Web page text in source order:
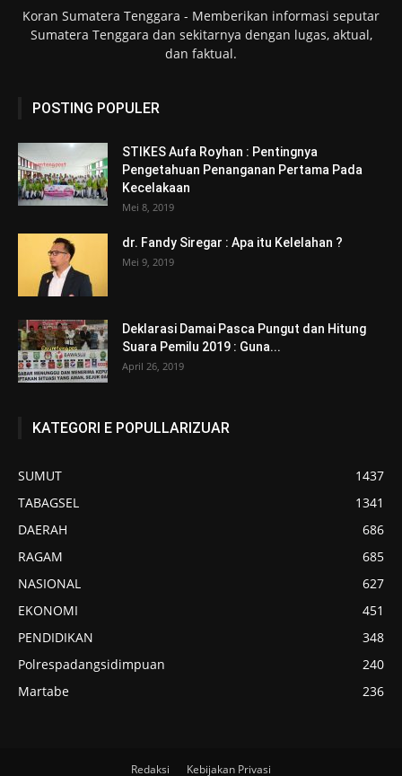
Koran Sumatera Tenggara - Memberikan informasi seputar
Sumatera Tenggara dan sekitarnya dengan lugas, aktual,
dan faktual.
POSTING POPULER
STIKES Aufa Royhan : Pentingnya
Pengetahuan Penanganan Pertama Pada
Kecelakaan
Mei 8, 2019
dr. Fandy Siregar : Apa itu Kelelahan ?
Mei 9, 2019
Deklarasi Damai Pasca Pungut dan Hitung
Suara Pemilu 2019 : Guna...
April 26, 2019
KATEGORI E POPULLARIZUAR
SUMUT
1437
TABAGSEL
1341
DAERAH
686
RAGAM
685
NASIONAL
627
EKONOMI
451
PENDIDIKAN
348
Polrespadangsidimpuan
240
Martabe
236
Redaksi Kebijakan Privasi